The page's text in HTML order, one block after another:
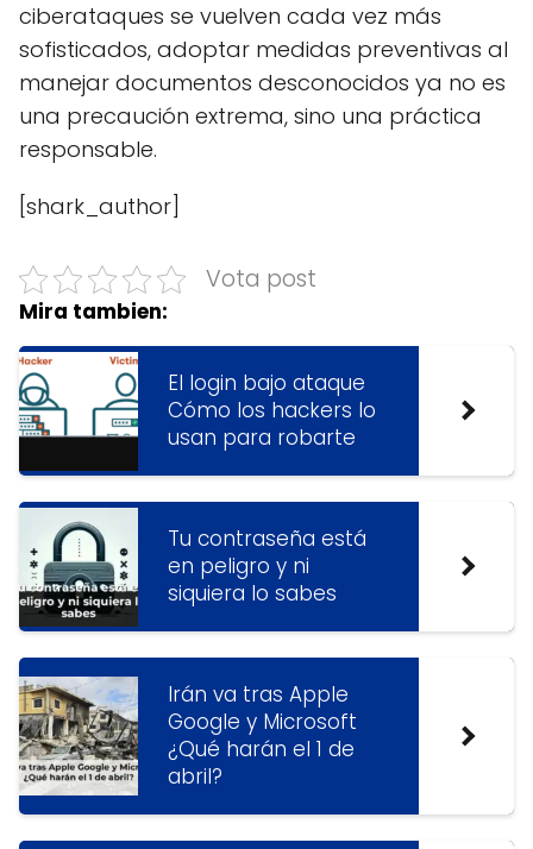
ciberataques se vuelven cada vez más
sofisticados, adoptar medidas preventivas al
manejar documentos desconocidos ya no es
una precaución extrema, sino una práctica
responsable.
[shark_author]
Vota post
Mira tambien:
El login bajo ataque
Cómo los hackers lo
usan para robarte
Tu contraseña está
en peligro y ni
siquiera lo sabes
Irán va tras Apple
Google y Microsoft
¿Qué harán el 1 de
abril?